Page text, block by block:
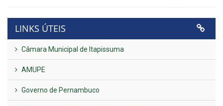
LINKS ÚTEIS
Câmara Municipal de Itapissuma
AMUPE
Governo de Pernambuco